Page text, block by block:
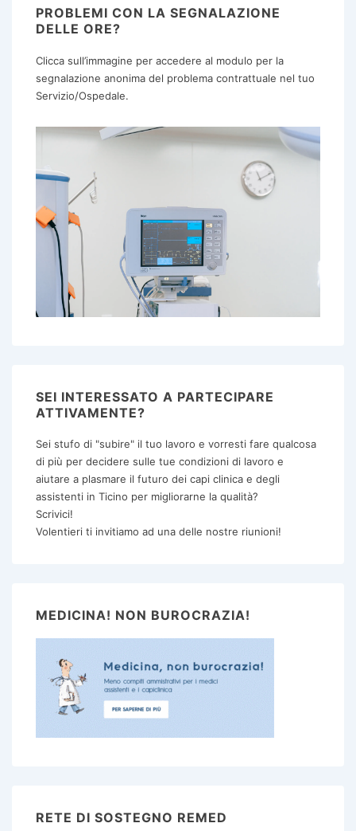
PROBLEMI CON LA SEGNALAZIONE
DELLE ORE?
Clicca sull’immagine per accedere al modulo per la
segnalazione anonima del problema contrattuale nel tuo
Servizio/Ospedale.
SEI INTERESSATO A PARTECIPARE
ATTIVAMENTE?
Sei stufo di "subire" il tuo lavoro e vorresti fare qualcosa
di più per decidere sulle tue condizioni di lavoro e
aiutare a plasmare il futuro dei capi clinica e degli
assistenti in Ticino per migliorarne la qualità?
Scrivici!
Volentieri ti invitiamo ad una delle nostre riunioni!
MEDICINA! NON BUROCRAZIA!
RETE DI SOSTEGNO REMED